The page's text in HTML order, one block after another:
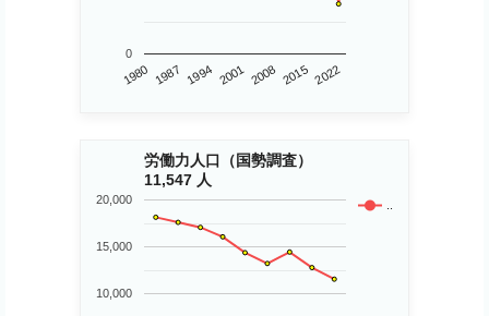
1980 1987 1994 2001 2008 2015 2022
0
労働力人口（国勢調査）
11,547 人
..
10,000
15,000
20,000